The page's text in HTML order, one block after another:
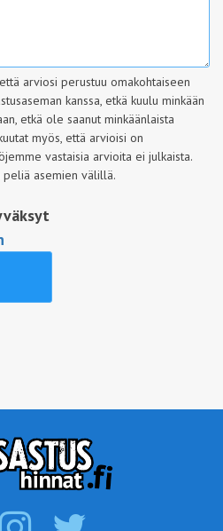
arviosi perustuu omakohtaiseen
kanssa, etkä kuulu minkään
etkä ole saanut minkäänlaista
myös, että arvioisi on
vastaisia arvioita ei julkaista.
asemien välillä.